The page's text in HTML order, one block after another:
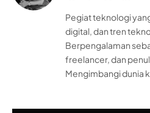
Pegiat teknologi
digital, dan tren
Berpengalaman
freelancer, dan
Mengimbangi dunia